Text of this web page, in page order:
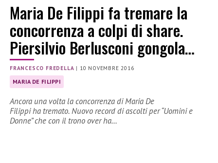
Maria De Filippi fa tremare la
concorrenza a colpi di share.
Piersilvio Berlusconi gongola…
FRANCESCO FREDELLA | 10 NOVEMBRE 2016
MARIA DE FILIPPI
Ancora una volta la concorrenza di Maria De
Filippi ha tremato. Nuovo record di ascolti per “Uomini e
Donne” che con il trono over ha…